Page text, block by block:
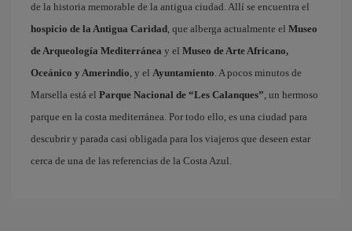
de la historia memorable de la antigua ciudad. Allí se encuentra el
hospicio de la Antigua Caridad, que alberga actualmente el Museo
de Arqueología Mediterránea y el Museo de Arte Africano,
Oceánico y Amerindio, y el Ayuntamiento. A pocos minutos de
Marsella está el Parque Nacional de “Les Calanques”, un hermoso
parque en la costa mediterránea. Por todo ello, es una ciudad para
descubrir y parada casi obligada para los viajeros que deseen estar
cerca de una de las referencias de la Costa Azul.